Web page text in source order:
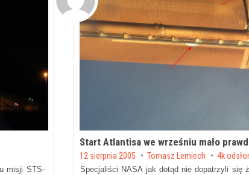
misji STS-
Start Atlantisa we wrześniu mało
Posted on
12 sierpnia 2005 byTomasz Lemiech 4k
Specjaliści NASA jak dotąd nie dopatrzyli się